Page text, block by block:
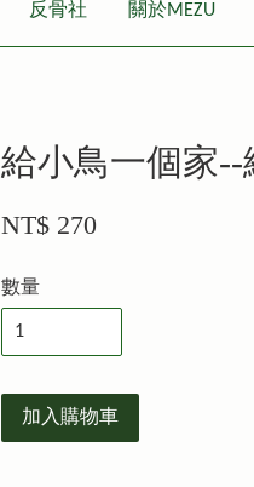
反骨社 關於MEZU
給小鳥一個家--
NT$ 270
數量
加入購物車